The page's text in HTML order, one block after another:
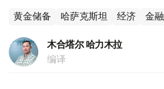
黄金储备 哈萨克斯坦 经济 金融
木合塔尔 哈力木拉
编译